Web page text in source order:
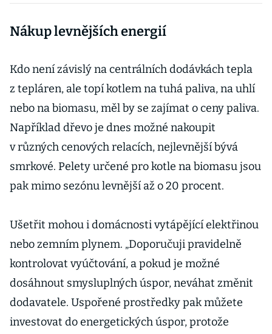
Nákup levnějších energií
Kdo není závislý na centrálních dodávkách tepla
z tepláren, ale topí kotlem na tuhá paliva, na uhlí
nebo na biomasu, měl by se zajímat o ceny paliva.
Například dřevo je dnes možné nakoupit
v různých cenových relacích, nejlevnější bývá
smrkové. Pelety určené pro kotle na biomasu jsou
pak mimo sezónu levnější až o 20 procent.
Ušetřit mohou i domácnosti vytápějící elektřinou
nebo zemním plynem. „Doporučuji pravidelně
kontrolovat vyúčtování, a pokud je možné
dosáhnout smysluplných úspor, neváhat změnit
dodavatele. Uspořené prostředky pak můžete
investovat do energetických úspor, protože